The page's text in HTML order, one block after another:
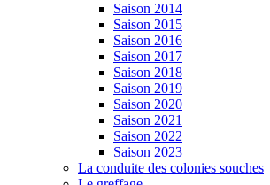
Saison 2014
Saison 2015
Saison 2016
Saison 2017
Saison 2018
Saison 2019
Saison 2020
Saison 2021
Saison 2022
Saison 2023
La conduite des colonies souches